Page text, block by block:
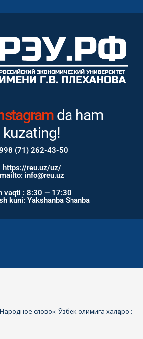
da ham
kuzating!
(71) 262-43-50
https://reu.uz/uz/
mailto: info@reu.uz
vaqti : 8:30 — 17:30
kuni: Yakshanba Shanba
слово»: Ўзбек олимига халқаро